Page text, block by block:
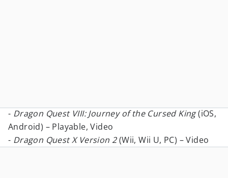
- Dragon Quest VIII: Journey of the Cursed King(iOS,
Android) – Playable, Video
- Dragon Quest X Version 2(Wii, Wii U, PC) – Video